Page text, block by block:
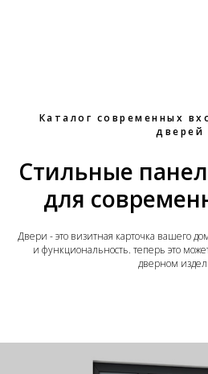
Каталог современных
дверей
Стильные
для
Двери - это визитная карточка вашего
и функциональность. теперь это
дверном